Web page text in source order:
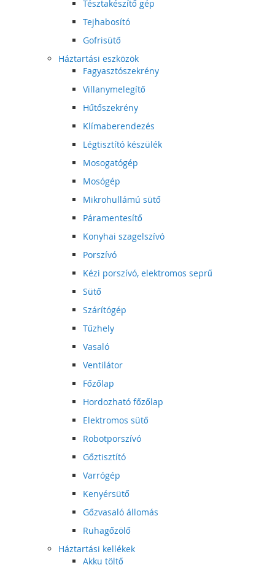
Tésztakészítő gép
Tejhabosító
Gofrisütő
Háztartási eszközök
Fagyasztószekrény
Villanymelegítő
Hűtőszekrény
Klímaberendezés
Légtisztító készülék
Mosogatógép
Mosógép
Mikrohullámú sütő
Páramentesítő
Konyhai szagelszívó
Porszívó
Kézi porszívó, elektromos seprű
Sütő
Szárítógép
Tűzhely
Vasaló
Ventilátor
Főzőlap
Hordozható főzőlap
Elektromos sütő
Robotporszívó
Gőztisztító
Varrógép
Kenyérsütő
Gőzvasaló állomás
Ruhagőzölő
Háztartási kellékek
Akku töltő